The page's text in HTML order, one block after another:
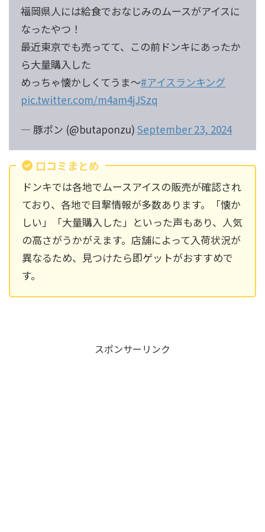
福岡県人には給食でおなじみのムースがアイスに
なったやつ！
最近東京でも売ってて、この前ドンキにあったか
ら大量購入した
めっちゃ懐かしくてうま～#アイスランキング
pic.twitter.com/m4am4jJSzq
— 豚ポン (@butaponzu) September 23, 2024
口コミまとめ
ドンキでは各地でムースアイスの販売が確認され
ており、各地で目撃情報が多数あります。「懐か
しい」「大量購入した」といった声もあり、人気
の高さがうかがえます。店舗によって入荷状況が
異なるため、見つけたら即ゲットがおすすめで
す。
スポンサーリンク